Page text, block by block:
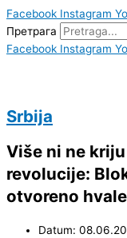
Facebook Instagram
Претрага
Facebook Instagram
Srbija
Više ni ne
revolucije:
otvoreno
Datum: